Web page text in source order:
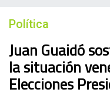
Política
Juan Guaidó
la situación
Elecciones